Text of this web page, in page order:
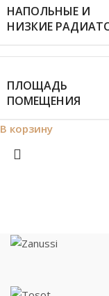
НАПОЛЬНЫЕ И
НИЗКИЕ
ПЛОЩАДЬ
ПОМЕЩЕНИЯ
В корзину